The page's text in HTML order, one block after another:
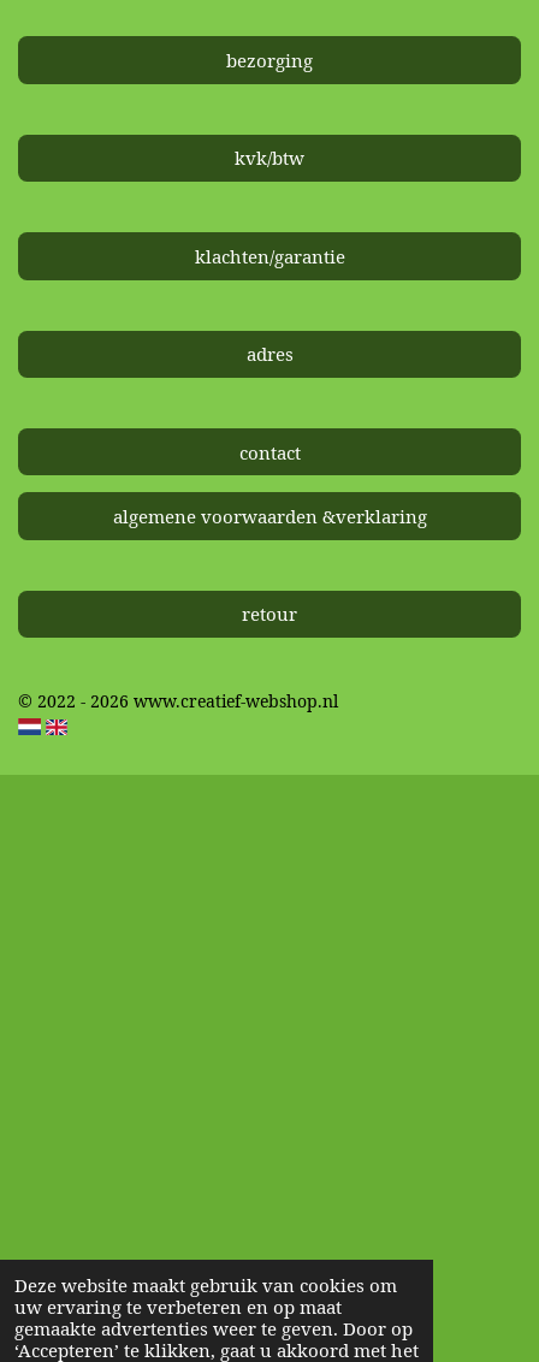
Deze website maakt gebruik van cookies om
uw ervaring te verbeteren en op maat
gemaakte advertenties weer te geven. Door op
‘Accepteren’ te klikken, gaat u akkoord met het
:
s
e
r
n
e
r
e
r
r
e
r
r
e
e
r
r
e
e
r
r
e
bezorging
kvk/btw
klachten/garantie
adres
contact
algemene voorwaarden &verklaring
retour
© 2022 - 2026 www.creatief-webshop.nl